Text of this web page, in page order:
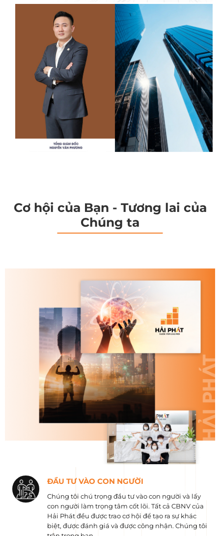
Cơ hội của Bạn - Tương lai của
Chúng ta
ĐẦU TƯ VÀO CON NGƯỜI
Chúng tôi chú trọng đầu tư vào con người và lấy
con người làm trọng tâm cốt lõi. Tất cả CBNV của
Hải Phát đều được trao cơ hội để tạo ra sự khác
biệt, được đánh giá và được công nhận. Chúng tôi